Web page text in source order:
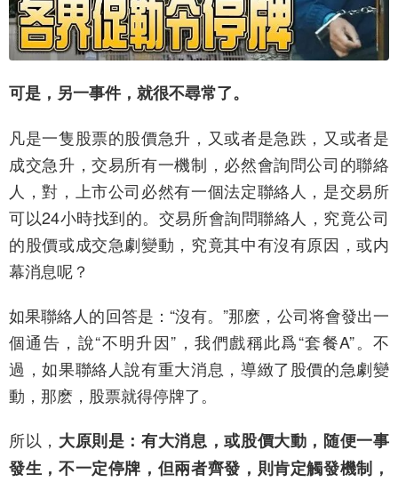
可是，另一事件，就很不尋常了。
凡是一隻股票的股價急升，又或者是急跌，又或者是
成交急升，交易所有一機制，必然會詢問公司的聯絡
人，對，上市公司必然有一個法定聯絡人，是交易所
可以24小時找到的。交易所會詢問聯絡人，究竟公司
的股價或成交急劇變動，究竟其中有沒有原因，或内
幕消息呢？
如果聯絡人的回答是：“沒有。”那麽，公司将會發出一
個通告，說“不明升因”，我們戲稱此爲“套餐A”。不
過，如果聯絡人說有重大消息，導緻了股價的急劇變
動，那麽，股票就得停牌了。
所以， 大原則是：有大消息，或股價大動，随便一事
發生，不一定停牌，但兩者齊發，則肯定觸發機制，